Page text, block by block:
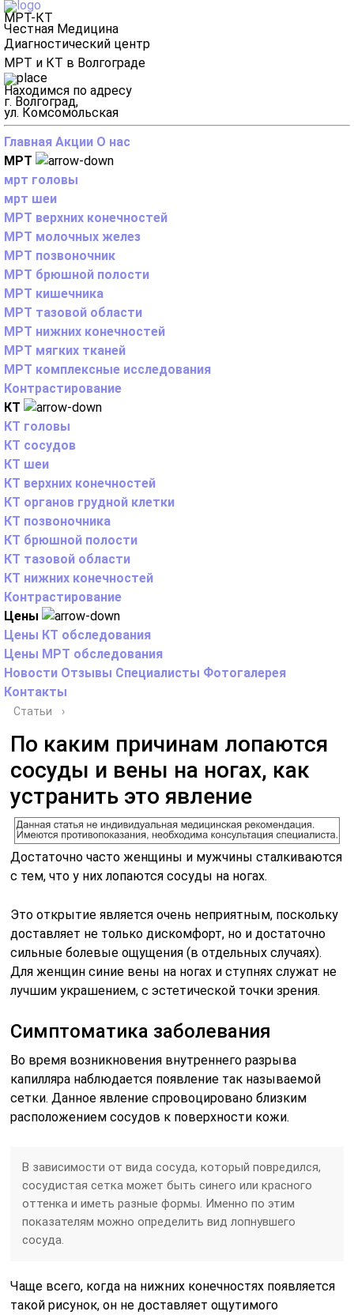
МРТ-КТ
Честная Медицина
Диагностический центр
МРТ и КТ в Волгограде
Находимся по адресу
г. Волгоград,
ул. Комсомольская
Главная Акции О нас
МРТ
мрт головы
мрт шеи
МРТ верхних конечностей
МРТ молочных желез
МРТ позвоночник
МРТ брюшной полости
МРТ кишечника
МРТ тазовой области
МРТ нижних конечностей
МРТ мягких тканей
МРТ комплексные исследования
Контрастирование
КТ
КТ головы
КТ сосудов
КТ шеи
КТ верхних конечностей
КТ органов грудной клетки
КТ позвоночника
КТ брюшной полости
КТ тазовой области
КТ нижних конечностей
Контрастирование
Цены
Цены КТ обследования
Цены МРТ обследования
Новости Отзывы Специалисты Фотогалерея
Контакты
Статьи ›
По каким причинам лопаются
сосуды и вены на ногах, как
устранить это явление
Достаточно часто женщины и мужчины сталкиваются
с тем, что у них лопаются сосуды на ногах.
Это открытие является очень неприятным, поскольку
доставляет не только дискомфорт, но и достаточно
сильные болевые ощущения (в отдельных случаях).
Для женщин синие вены на ногах и ступнях служат не
лучшим украшением, с эстетической точки зрения.
Симптоматика заболевания
Во время возникновения внутреннего разрыва
капилляра наблюдается появление так называемой
сетки. Данное явление спровоцировано близким
расположением сосудов к поверхности кожи.
В зависимости от вида сосуда, который повредился,
сосудистая сетка может быть синего или красного
оттенка и иметь разные формы. Именно по этим
показателям можно определить вид лопнувшего
сосуда.
Чаще всего, когда на нижних конечностях появляется
такой рисунок, он не доставляет ощутимого